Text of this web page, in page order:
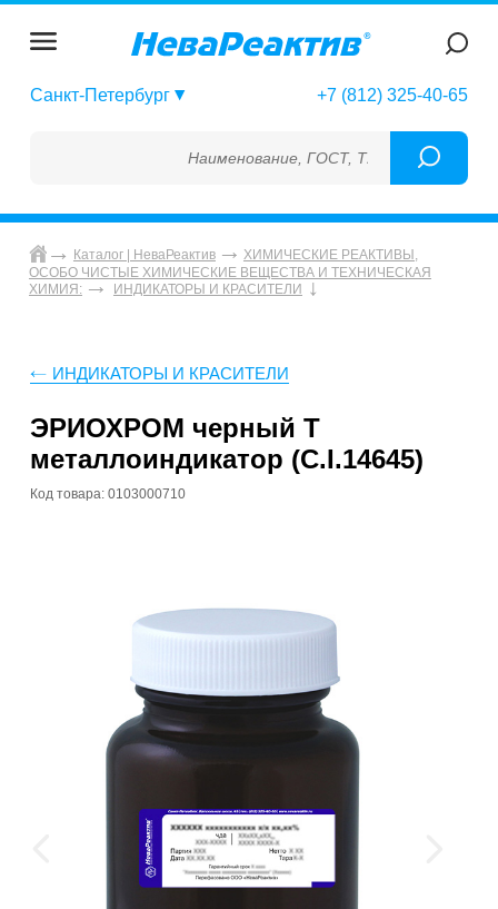
Санкт-Петербург +7 (812) 325-40-65
Наименование, ГОСТ, ТУ, ГСО, МСО, ОСО,
Каталог | НеваРеактив
ХИМИЧЕСКИЕ РЕАКТИВЫ,
ОСОБО ЧИСТЫЕ ХИМИЧЕСКИЕ ВЕЩЕСТВА И ТЕХНИЧЕСКАЯ
ХИМИЯ:
ИНДИКАТОРЫ И КРАСИТЕЛИ
ИНДИКАТОРЫ И КРАСИТЕЛИ
ЭРИОХРОМ черный Т
металлоиндикатор (C.I.14645)
Код товара: 0103000710